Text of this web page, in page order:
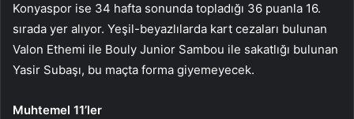
Konyaspor ise 34 hafta sonunda topladığı 36 puanla 16.
sırada yer alıyor. Yeşil-beyazlılarda kart cezaları bulunan
Valon Ethemi ile Bouly Junior Sambou ile sakatlığı bulunan
Yasir Subaşı, bu maçta forma giyemeyecek.
Muhtemel 11’ler